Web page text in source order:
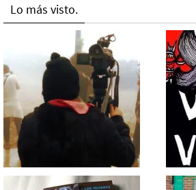
Lo más visto.